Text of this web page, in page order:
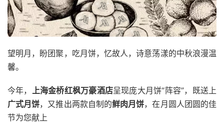
望明月，盼团聚，吃月饼，忆故人，诗意荡漾的中秋浪漫温
馨。
今年， 上海金桥红枫万豪酒店呈现庞大月饼“阵容”，既送上
广式月饼，又推出两款自制的鲜肉月饼，在月圆人团圆的佳
节为您献上